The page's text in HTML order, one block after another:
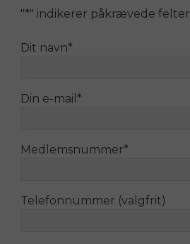
"*" indikerer påkrævede felter
Dit navn*
Din e-mail *
Medlemsnummer*
Telefonnummer (valgfrit)